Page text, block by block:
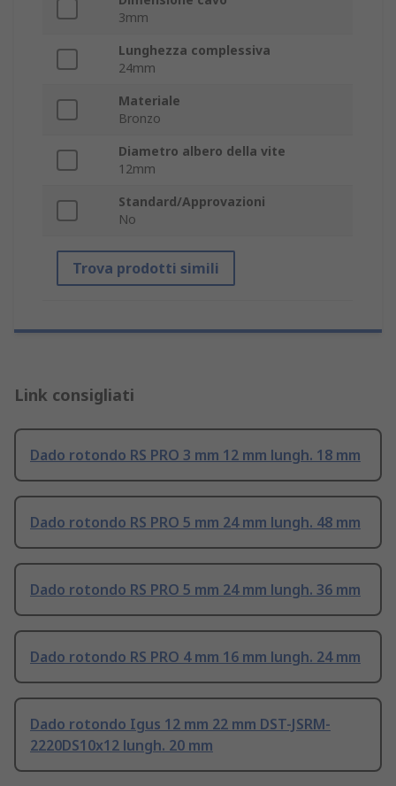
3mm
Lunghezza complessiva
24mm
Materiale
Bronzo
Diametro albero della vite
12mm
Standard/Approvazioni
No
Trova prodotti simili
Link consigliati
Dado rotondo RS PRO 3 mm 12 mm lungh. 18 mm
Dado rotondo RS PRO 5 mm 24 mm lungh. 48 mm
Dado rotondo RS PRO 5 mm 24 mm lungh. 36 mm
Dado rotondo RS PRO 4 mm 16 mm lungh. 24 mm
Dado rotondo Igus 12 mm 22 mm DST-JSRM-
2220DS10x12 lungh. 20 mm